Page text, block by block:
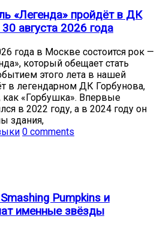
«Легенда» пройдёт в ДК
августа 2026 года
года в Москве состоится рок —
который обещает стать
этого лета в нашей
в легендарном ДК Горбунова,
как «Горбушка». Впервые
в 2022 году, а в 2024 году он
здания,
0 comments
Pumpkins и
именные звёзды